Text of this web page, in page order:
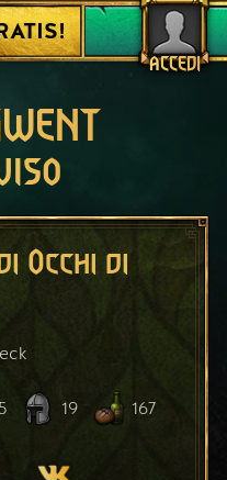
ACCEDI
Occhi di
19 167